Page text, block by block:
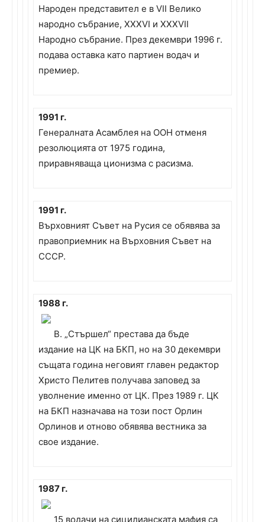
Народен представител е в VII Велико
народно събрание, XXXVI и XXXVII
Народно събрание. През декември 1996 г.
подава оставка като партиен водач и
премиер.
1991 г.
Генералната Асамблея на ООН отменя
резолюцията от 1975 година,
приравняваща ционизма с расизма.
1991 г.
Върховният Съвет на Русия се обявява за
правоприемник на Върховния Съвет на
СССР.
1988 г.
В. „Стършел“ престава да бъде
издание на ЦК на БКП, но на 30 декември
същата година неговият главен редактор
Христо Пелитев получава заповед за
уволнение именно от ЦК. През 1989 г. ЦК
на БКП назначава на този пост Орлин
Орлинов и отново обявява вестника за
свое издание.
1987 г.
15 водачи на сицилианската мафия са